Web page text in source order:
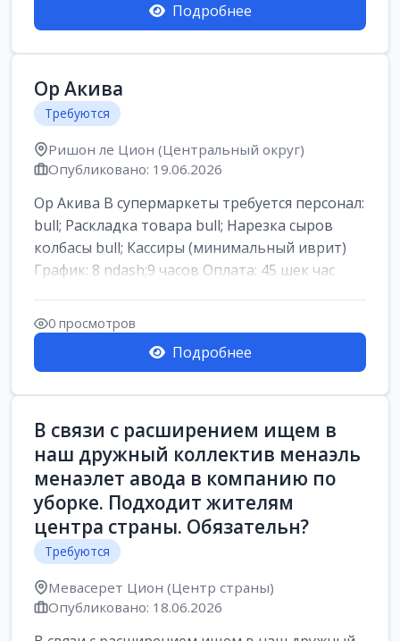
Подробнее
Ор Акива
Требуются
Ришон ле Цион (Центральный округ)
Опубликовано: 19.06.2026
Ор Акива В супермаркеты требуется персонал:
bull; Раскладка товара bull; Нарезка сыров
колбасы bull; Кассиры (минимальный иврит)
График: 8 ndash;9 часов Оплата: 45 шек час
0 просмотров
Подробнее
В связи с расширением ищем в
наш дружный коллектив менаэль
менаэлет авода в компанию по
уборке. Подходит жителям
центра страны. Обязательн?
Требуются
Мевасерет Цион (Центр страны)
Опубликовано: 18.06.2026